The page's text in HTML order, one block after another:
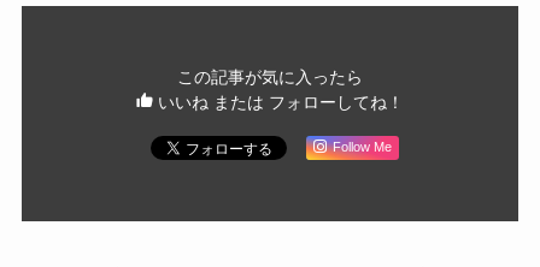
この記事が気に入ったら
いいね または フォローしてね！
Follow Me